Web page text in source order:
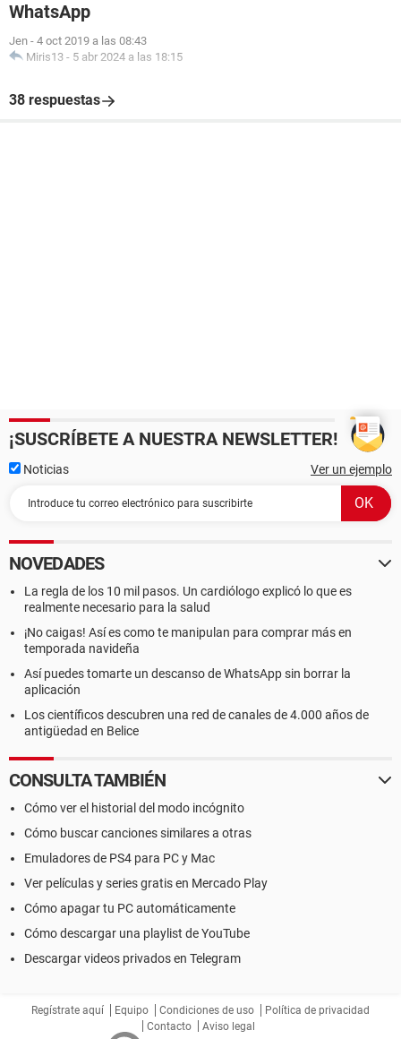
WhatsApp
Jen - 4 oct 2019 a las 08:43
Miris13 - 5 abr 2024 a las 18:15
38 respuestas
¡SUSCRÍBETE A NUESTRA NEWSLETTER!
Noticias Ver un ejemplo
NOVEDADES
La regla de los 10 mil pasos. Un cardiólogo explicó lo que es
realmente necesario para la salud
¡No caigas! Así es como te manipulan para comprar más en
temporada navideña
Así puedes tomarte un descanso de WhatsApp sin borrar la
aplicación
Los científicos descubren una red de canales de 4.000 años de
antigüedad en Belice
CONSULTA TAMBIÉN
Cómo ver el historial del modo incógnito
Cómo buscar canciones similares a otras
Emuladores de PS4 para PC y Mac
Ver películas y series gratis en Mercado Play
Cómo apagar tu PC automáticamente
Cómo descargar una playlist de YouTube
Descargar videos privados en Telegram
Regístrate aquí Equipo Condiciones de uso
Política de privacidad
Contacto
Aviso legal